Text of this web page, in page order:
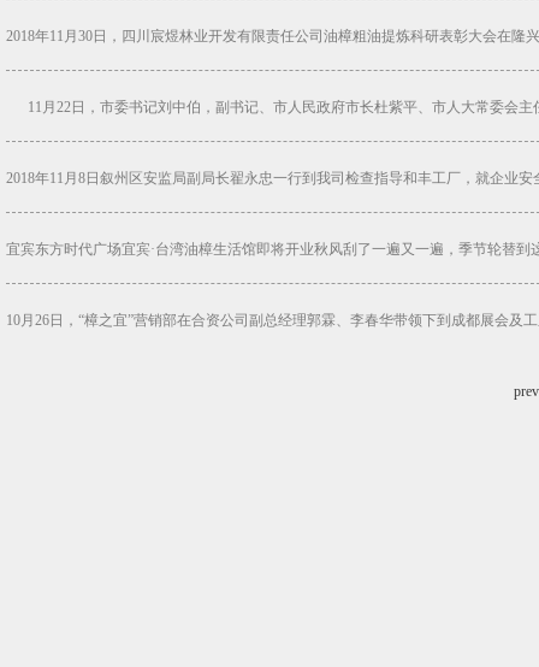
2018年11月30日，四川宸煜林业开发有限责任公司油樟粗油提炼科研表彰大会在隆
11月22日，市委书记刘中伯，副书记、市人民政府市长杜紫平、市人大常委会主
2018年11月8日叙州区安监局副局长翟永忠一行到我司检查指导和丰工厂，就企业
宜宾东方时代广场宜宾·台湾油樟生活馆即将开业秋风刮了一遍又一遍，季节轮替
10月26日，“樟之宜”营销部在合资公司副总经理郭霖、李春华带领下到成都展会及
prev